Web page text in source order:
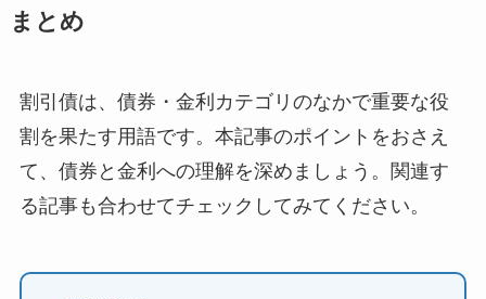
まとめ
割引債は、債券・金利カテゴリのなかで重要な役
割を果たす用語です。本記事のポイントをおさえ
て、債券と金利への理解を深めましょう。関連す
る記事も合わせてチェックしてみてください。